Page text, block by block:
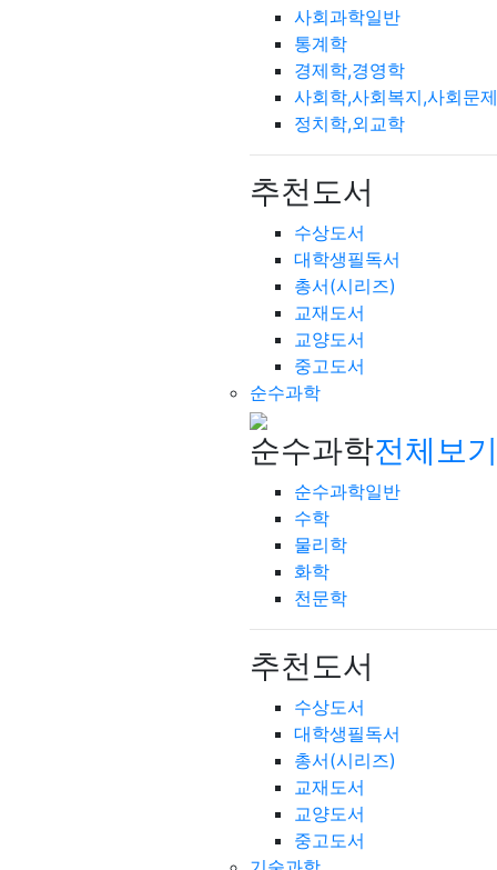
사회과학일반
통계학
경제학,경영학
사회학,사회복지,사회문제
정치학,외교학
추천도서
수상도서
대학생필독서
총서(시리즈)
교재도서
교양도서
중고도서
순수과학
순수과학전체보
순수과학일반
수학
물리학
화학
천문학
추천도서
수상도서
대학생필독서
총서(시리즈)
교재도서
교양도서
중고도서